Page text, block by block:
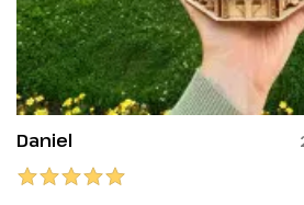
Daniel